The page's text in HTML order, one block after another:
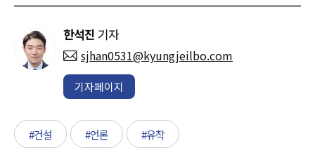
한석진 기자
sjhan0531@kyungjeilbo.com
기자페이지
#건설 #언론 #유착